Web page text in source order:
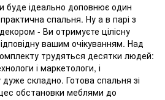
буде ідеально доповнює один
спальня. Ну а в парі з
- Ви отримуєте цілісну
вашим очікуванням. Над
трудяться десятки людей:
і маркетологи, і
складно. Готова спальня зі
обстановки меблями до